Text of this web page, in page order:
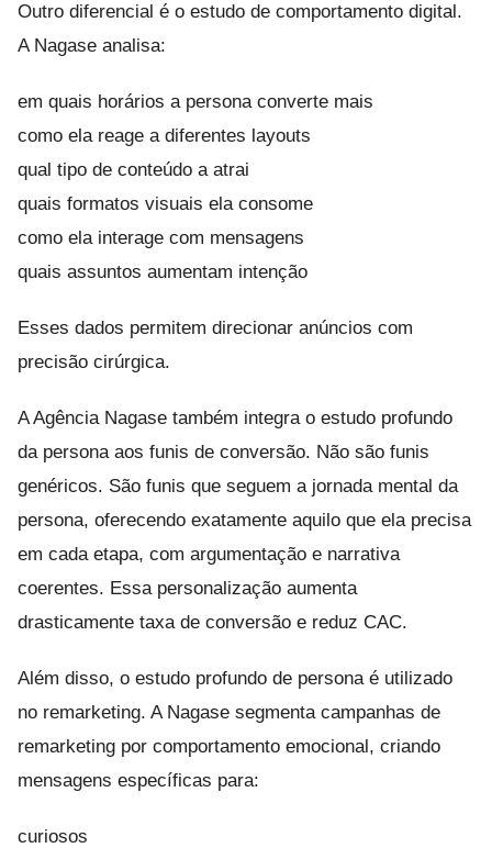
Outro diferencial é o estudo de comportamento digital.
A Nagase analisa:
em quais horários a persona converte mais
como ela reage a diferentes layouts
qual tipo de conteúdo a atrai
quais formatos visuais ela consome
como ela interage com mensagens
quais assuntos aumentam intenção
Esses dados permitem direcionar anúncios com
precisão cirúrgica.
A Agência Nagase também integra o estudo profundo
da persona aos funis de conversão. Não são funis
genéricos. São funis que seguem a jornada mental da
persona, oferecendo exatamente aquilo que ela precisa
em cada etapa, com argumentação e narrativa
coerentes. Essa personalização aumenta
drasticamente taxa de conversão e reduz CAC.
Além disso, o estudo profundo de persona é utilizado
no remarketing. A Nagase segmenta campanhas de
remarketing por comportamento emocional, criando
mensagens específicas para:
curiosos